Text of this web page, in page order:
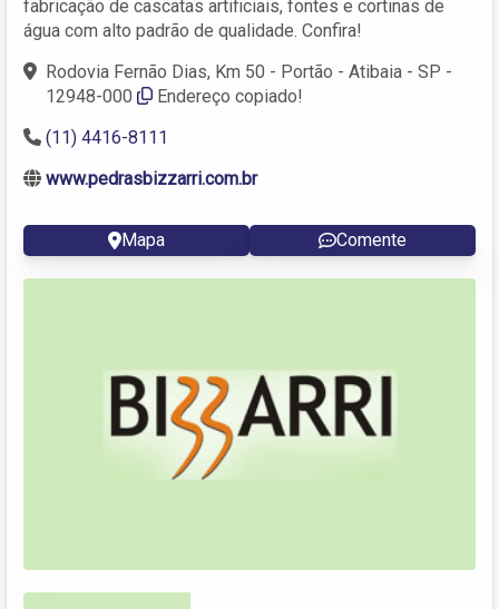
fabricação de cascatas artificiais, fontes e cortinas de
água com alto padrão de qualidade. Confira!
Rodovia Fernão Dias, Km 50 - Portão - Atibaia - SP -
12948-000
Endereço copiado!
(11) 4416-8111
www.pedrasbizzarri.com.br
Mapa Comente